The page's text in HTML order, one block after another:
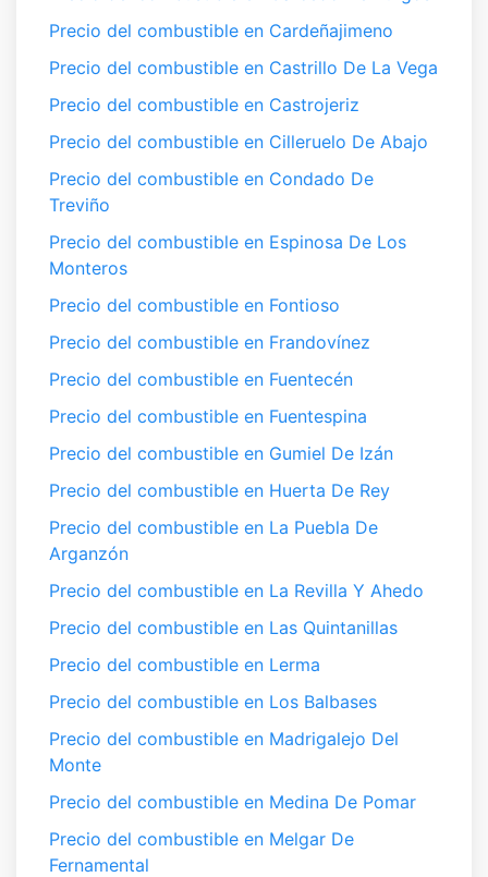
Precio del combustible en Cardeñajimeno
Precio del combustible en Castrillo De La Vega
Precio del combustible en Castrojeriz
Precio del combustible en Cilleruelo De Abajo
Precio del combustible en Condado De
Treviño
Precio del combustible en Espinosa De Los
Monteros
Precio del combustible en Fontioso
Precio del combustible en Frandovínez
Precio del combustible en Fuentecén
Precio del combustible en Fuentespina
Precio del combustible en Gumiel De Izán
Precio del combustible en Huerta De Rey
Precio del combustible en La Puebla De
Arganzón
Precio del combustible en La Revilla Y Ahedo
Precio del combustible en Las Quintanillas
Precio del combustible en Lerma
Precio del combustible en Los Balbases
Precio del combustible en Madrigalejo Del
Monte
Precio del combustible en Medina De Pomar
Precio del combustible en Melgar De
Fernamental